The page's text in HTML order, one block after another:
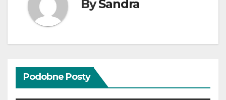
BySandra
Podobne Posty